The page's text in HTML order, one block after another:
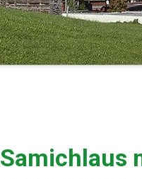
Samichlaus